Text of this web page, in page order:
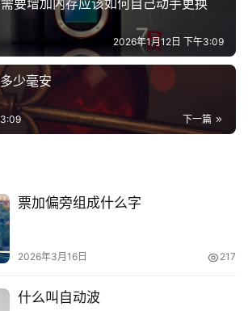
要增加内存应该如何自己动手更换
2026年1月12日 下午3:09
少毫安
下一篇
票加偏旁组成什么字
2026年3月16日 217
什么叫自动波